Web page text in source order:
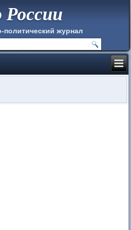
России
политический журнал